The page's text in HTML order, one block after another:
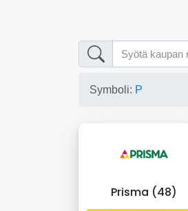
Symboli: P
Prisma (48)